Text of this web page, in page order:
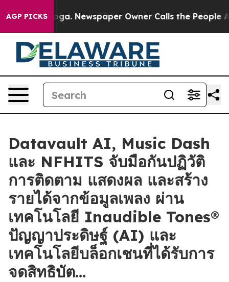
AGP PICKSNewspaper Owner Calls the People
Datavault AI, Music Dash
และ NFHITS จับมือกันปฏิวัติ
การติดตาม แสดงผล และสร้าง
รายได้จากข้อมูลเพลง ผ่าน
เทคโนโลยี Inaudible Tones®
ปัญญาประดิษฐ์ (AI) และ
เทคโนโลยีบล็อกเชนที่ได้รับการ
จดสิทธิบัต…